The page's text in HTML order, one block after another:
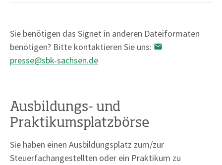
Sie benötigen das Signet in anderen Dateiformaten
benötigen? Bitte kontaktieren Sie uns:
presse@sbk-sachsen.de
Ausbildungs- und
Praktikumsplatzbörse
Sie haben einen Ausbildungsplatz zum/zur
Steuerfachangestellten oder ein Praktikum zu